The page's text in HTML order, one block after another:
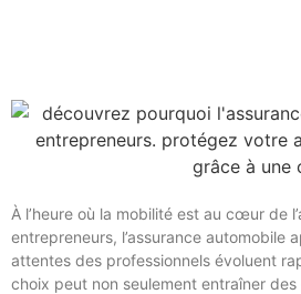
À l’heure où la mobilité est au cœur de
entrepreneurs, l’assurance automobile
attentes des professionnels évoluent
choix peut non seulement entraîner